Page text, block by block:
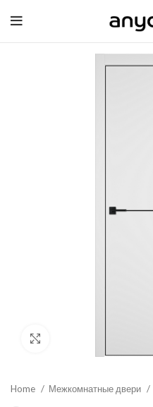
Home Межкомнатные двери